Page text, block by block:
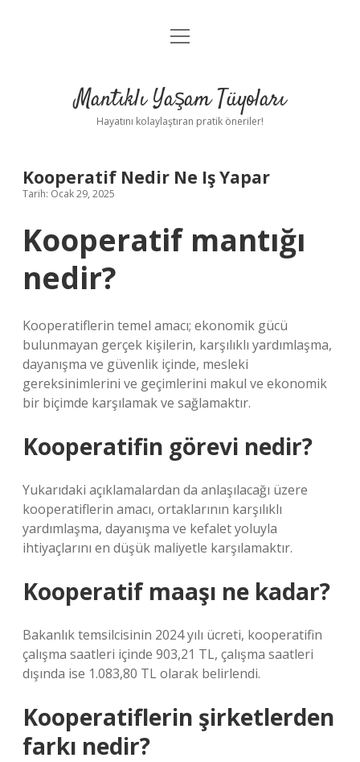
Anasayfa
Yasal Uyarı
menüyü
Mantıklı Yaşam Tüyoları
Hayatını kolaylaştıran pratik öneriler!
Kooperatif Nedir Ne Iş Yapar
Tarih: Ocak 29, 2025
Kooperatif mantığı
nedir?
Kooperatiflerin temel amacı; ekonomik gücü
bulunmayan gerçek kişilerin, karşılıklı yardımlaşma,
dayanışma ve güvenlik içinde, mesleki
gereksinimlerini ve geçimlerini makul ve ekonomik
bir biçimde karşılamak ve sağlamaktır.
Kooperatifin görevi nedir?
Yukarıdaki açıklamalardan da anlaşılacağı üzere
kooperatiflerin amacı, ortaklarının karşılıklı
yardımlaşma, dayanışma ve kefalet yoluyla
ihtiyaçlarını en düşük maliyetle karşılamaktır.
Kooperatif maaşı ne kadar?
Bakanlık temsilcisinin 2024 yılı ücreti, kooperatifin
çalışma saatleri içinde 903,21 TL, çalışma saatleri
dışında ise 1.083,80 TL olarak belirlendi.
Kooperatiflerin şirketlerden
farkı nedir?